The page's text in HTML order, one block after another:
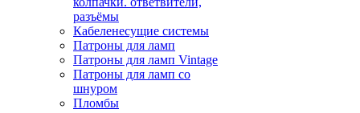
разъёмы
Кабеленесущие системы
Патроны для ламп
Патроны для ламп Vintage
Патроны для ламп со
шнуром
Пломбы